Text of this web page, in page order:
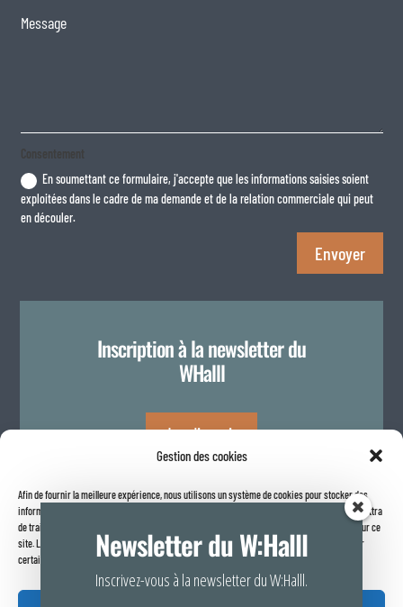
Gestion des cookies
Afin de fournir la meilleure expérience, nous utilisons un système de cookies pour stocker des
informations sur votre navigateur internet. Le fait de consentir à ces technologies nous permettra
de traiter des données telles que le comportement de navigation ou les identifiants uniques sur ce
site. Le fait de ne pas consentir ou de retirer son consentement peut avoir un effet négatif sur
certaines caractéristiques et fonctions.
Consentement
En soumettant ce formulaire, j'accepte que les informations saisies soient
exploitées dans le cadre de ma demande et de la relation commerciale qui peut
en découler.
Envoyer
Inscription à la newsletter du
WHalll
Je m'inscris
Newsletter du W:Halll
Inscrivez-vous à la newsletter du W:Halll.